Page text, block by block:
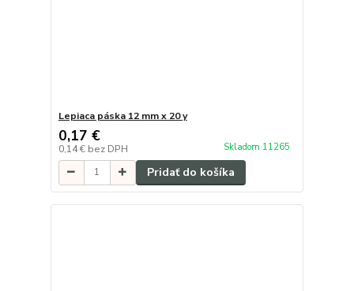
Lepiaca páska 12 mm x 20 y
0,17 €
0,14 € bez DPH Skladom 11265
Pridať do košíka